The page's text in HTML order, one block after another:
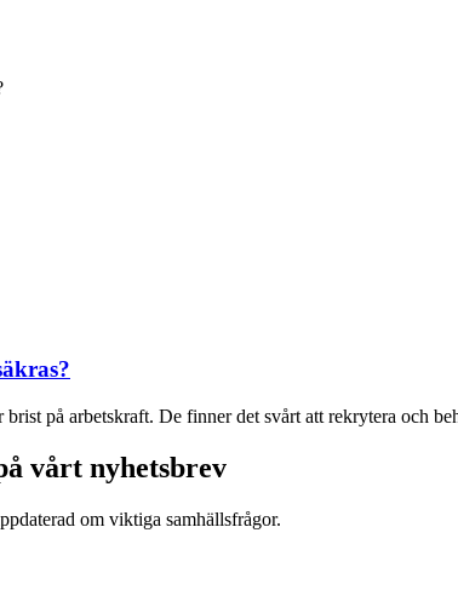
på arbetskraft. De finner det svårt att rekrytera och
vårt nyhetsbrev
om viktiga samhällsfrågor.